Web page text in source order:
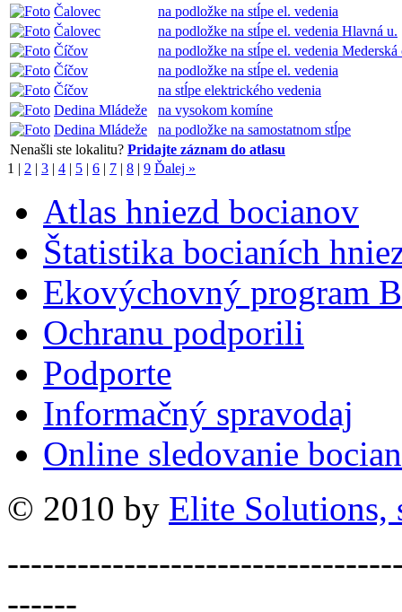
Čalovec
na podložke na stĺpe el. vedenia
Čalovec
na podložke na stĺpe el. vedenia Hlavná u.
Číčov
na podložke na stĺpe el. vedenia Mederská
Číčov
na podložke na stĺpe el. vedenia
Číčov
na stĺpe elektrického vedenia
Dedina Mládeže
na vysokom komíne
Dedina Mládeže
na podložke na samostatnom stĺpe
Nenašli ste lokalitu? Pridajte záznam do atlasu
1 | 2 | 3 | 4 | 5 | 6 | 7 | 8 | 9 Ďalej »
Atlas hniezd bocianov
Štatistika bocianích
Ekovýchovný program
Ochranu podporili
Podporte
Informačný spravodaj
Online sledovanie
© 2010 by Elite Solutions,
------